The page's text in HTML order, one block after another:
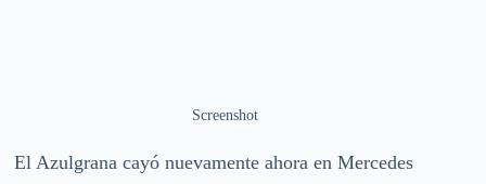
Screenshot
El Azulgrana cayó nuevamente ahora en Mercedes